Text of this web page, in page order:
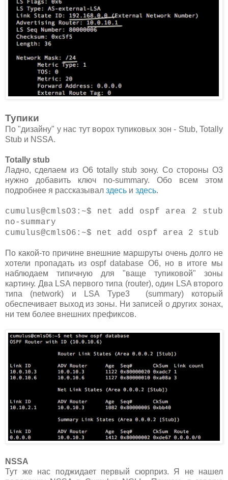
Тупики
По "дизайну" у нас тут ворох тупиковых зон - Stub, Totally
Stub и NSSA.
Totally stub
Ладно, сделаем из O6 totally stub зону. Со стороны O3
нужно добавить ключ no-summary. Обо всем этом
подробнее я рассказывал здесь и здесь.
cumulus@cmlsO3:~$ net add ospf area 2 stub
no-summary
cumulus@cmlsO6:~$ net add ospf area 2 stub
По какой-то причине внешние маршруты очень долго не
хотели пропадать из ospf database O6, но в итоге мы
наблюдаем типичную для "ваще тупиковой" зоны
картину. Два LSA первого типа (router), один LSA второго
типа (network) и LSA Type3 (summary) который
обеспечивает выход из зоны. Ни записей о других зонах,
ни тем более внешних префиксов.
NSSA
Тут же нас поджидает первый сюрприз. Я не нашел